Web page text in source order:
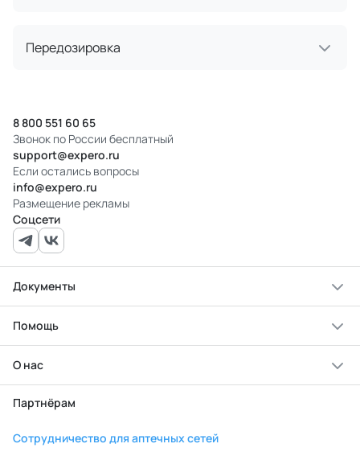
Передозировка
8 800 551 60 65
Звонок по России бесплатный
support@expero.ru
Если остались вопросы
info@expero.ru
Размещение рекламы
Соцсети
Документы
Помощь
О нас
Партнёрам
Сотрудничество для аптечных сетей